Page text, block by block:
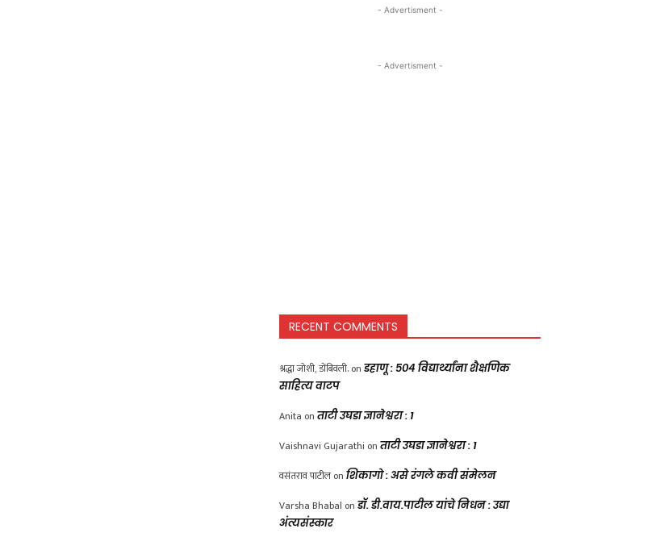
- Advertisment -
- Advertisment -
RECENT COMMENTS
श्रद्धा जोशी, डोंबिवली. on डहाणू : ५०४ विद्यार्थ्यांना शैक्षणिक
साहित्य वाटप
Anita on ताटी उघडा ज्ञानेश्वरा : 1
Vaishnavi Gujarathi on ताटी उघडा ज्ञानेश्वरा : 1
वसंतराव पाटील on शिकागो : असे रंगले कवी संमेलन
Varsha Bhabal on डॉ. डी.वाय.पाटील यांचे निधन : उद्या
अंत्यसंस्कार